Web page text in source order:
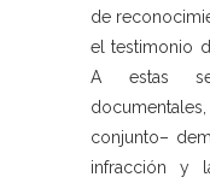
de
el testimonio
A estas
conjunto–
infracción y